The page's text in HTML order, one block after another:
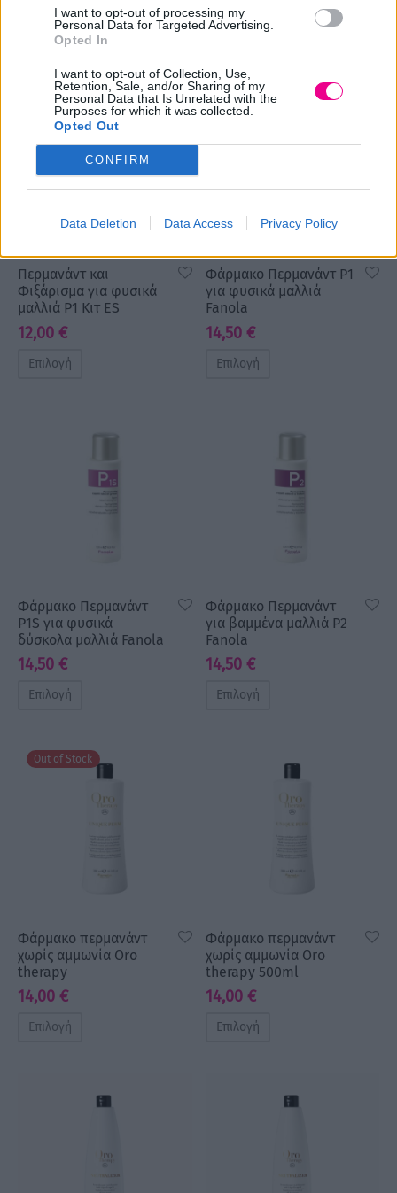
I want to opt-out of processing my
Personal Data for Targeted Advertising.
Opted In
I want to opt-out of Collection, Use,
Retention, Sale, and/or Sharing of my
Personal Data that Is Unrelated with the
Purposes for which it was collected.
Opted Out
CONFIRM
Data Deletion Data Access Privacy Policy
Επιλογή
Επιλογή
Περμανάντ και
Φιξάρισμα για φυσικά
μαλλιά P1 Kιτ ES
12,00 €
Επιλογή
Φάρμακο Περμανάντ P1
για φυσικά μαλλιά
Fanola
14,50 €
Επιλογή
Φάρμακο Περμανάντ
P1S για φυσικά
δύσκολα μαλλιά Fanola
14,50 €
Επιλογή
Φάρμακο Περμανάντ
για βαμμένα μαλλιά P2
Fanola
14,50 €
Επιλογή
Out of Stock
Φάρμακο περμανάντ
χωρίς αμμωνία Oro
therapy
14,00 €
Επιλογή
Φάρμακο περμανάντ
χωρίς αμμωνία Oro
therapy 500ml
14,00 €
Επιλογή